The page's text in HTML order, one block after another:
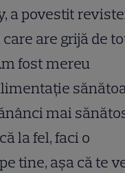
a povestit
are grijă de
fost mereu
mai
la fel, faci o
tine, aşa că te